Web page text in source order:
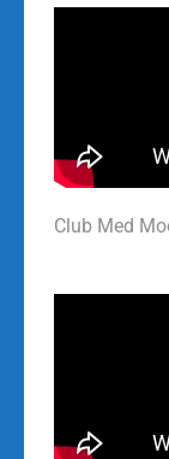
Club Med